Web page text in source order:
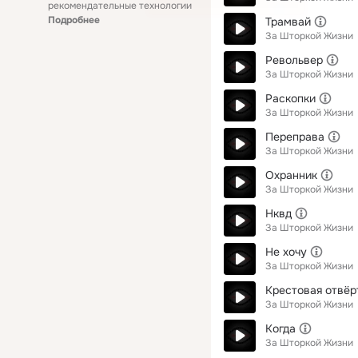
рекомендательные технологии
Подробнее
Трамвай
За Шторкой Жизни
Револьвер
За Шторкой Жизни
Раскопки
За Шторкой Жизни
Переправа
За Шторкой Жизни
Охранник
За Шторкой Жизни
Нквд
За Шторкой Жизни
Не хочу
За Шторкой Жизни
Крестовая
За Шторкой Жизни
Когда
За Шторкой Жизни